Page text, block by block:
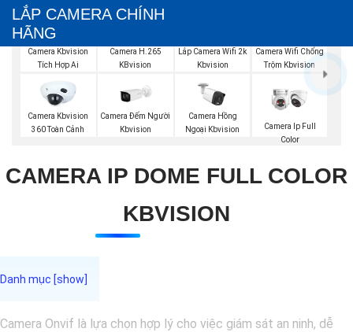
LẮP CAMERA CHÍNH
HÃNG
Camera Kbvision
Tích Hợp Ai
Camera H.265
KBvision
Lắp Camera Wifi 2k
Kbvision
Camera Wifi Chống
Trộm Kbvision
Camera Kbvision
360 Toàn Cảnh
Camera Đếm Người
Kbvision
Camera Hồng
Ngoại Kbvision
Camera Ip Full
Color
CAMERA IP DOME FULL COLOR
KBVISION
Camera Onvif là lựa chọn hợp lý cho việc giám sát an ninh, dễ